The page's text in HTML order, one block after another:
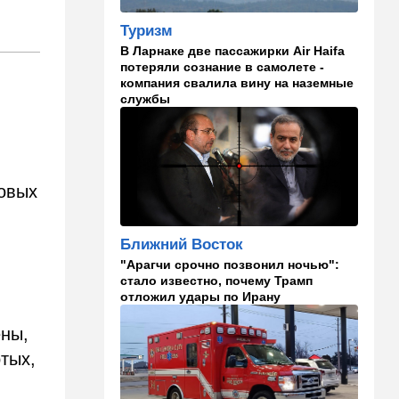
Германии предотвратили
покушение на
производителя дронов для
Украины
Израиль
Террорист "Нухбы",
участвовавший в резне 7
октября, работал в Газе
водителем грузовика
гумпомощи
11:43 В мире
К программе "спасем
Россию" от топливного
кризиса присоединилась
еще одна страна
10:40 Израиль
В Эйлатский залив приплыл
необычный гость. ВИДЕО
Туризм
В Ларнаке две пассажирки Air Haifa
потеряли сознание в самолете -
компания свалила вину на наземные
службы
Ближний Восток
"Арагчи срочно позвонил ночью":
стало известно, почему Трамп
отложил удары по Ирану